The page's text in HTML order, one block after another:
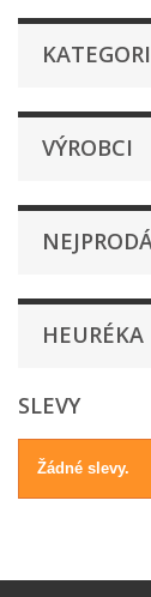
VÝROBCI
HEURÉKA
SLEVY
Žádné slevy.